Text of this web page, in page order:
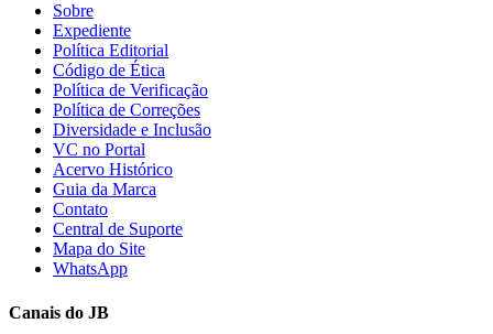
Sobre
Expediente
Política Editorial
Código de Ética
Política de Verificação
Política de Correções
Diversidade e Inclusão
VC no Portal
Acervo Histórico
Guia da Marca
Contato
Central de Suporte
Mapa do Site
WhatsApp
Canais do JB